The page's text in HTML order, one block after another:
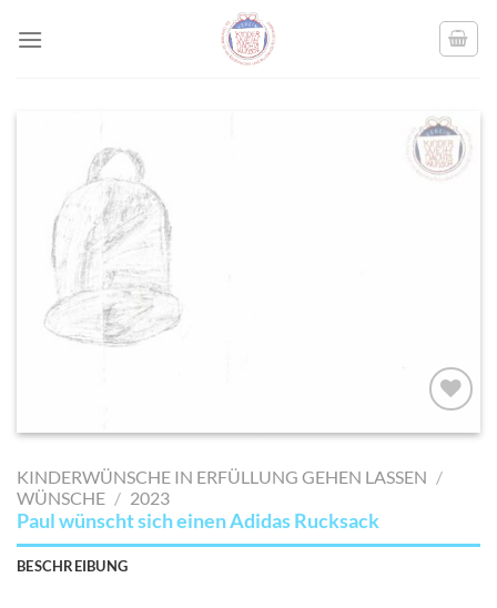
AUF MEINE
SETZEN
KINDERWÜNSCHE IN ERFÜLLUNG GEHEN LASSEN /
WÜNSCHE / 2023
Paul wünscht sich einen Adidas Rucksack
BESCHREIBUNG